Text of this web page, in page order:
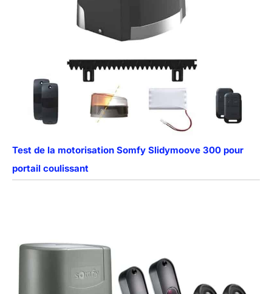
Test de la motorisation Somfy Slidymoove 300 pour
portail coulissant